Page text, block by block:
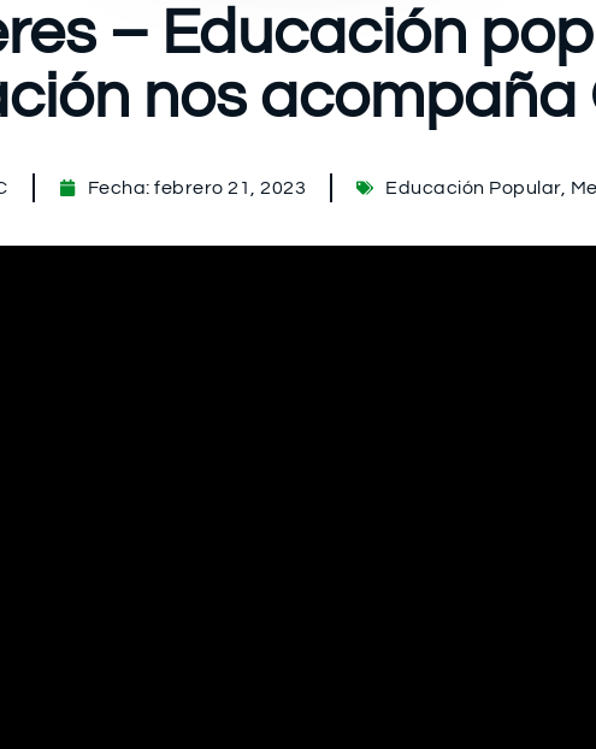
– Educación
nos acompaña
Fecha: febrero 21, 2023 Educación Popular,